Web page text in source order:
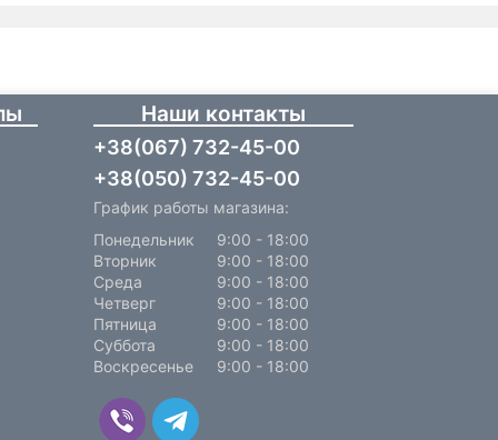
Наши контакты
+38(067) 732-45-00
+38(050) 732-45-00
График работы магазина:
Понедельник
9:00 - 18:00
Вторник
9:00 - 18:00
Среда
9:00 - 18:00
Четверг
9:00 - 18:00
Пятница
9:00 - 18:00
Суббота
9:00 - 18:00
Воскресенье
9:00 - 18:00